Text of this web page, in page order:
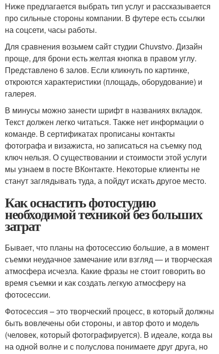
Ниже предлагается выбрать тип услуг и рассказывается
про сильные стороны компании. В футере есть ссылки
на соцсети, часы работы.
Для сравнения возьмем сайт студии Chuvstvo. Дизайн
проще, для брони есть желтая кнопка в правом углу.
Представлено 6 залов. Если кликнуть по картинке,
откроются характеристики (площадь, оборудование) и
галерея.
В минусы можно занести шрифт в названиях вкладок.
Текст должен легко читаться. Также нет информации о
команде. В сертификатах прописаны контакты
фотографа и визажиста, но записаться на съемку под
ключ нельзя. О существовании и стоимости этой услуги
мы узнаем в посте ВКонтакте. Некоторые клиенты не
станут заглядывать туда, а пойдут искать другое место.
Как оснастить фотостудию
необходимой техникой без больших
затрат
Бывает, что планы на фотосессию большие, а в момент
съемки неудачное замечание или взгляд — и творческая
атмосфера исчезла. Какие фразы не стоит говорить во
время съемки и как создать легкую атмосферу на
фотосессии.
Фотосессия – это творческий процесс, в который должны
быть вовлечены оби стороны, и автор фото и модель
(человек, который фотографируется). В идеале, когда вы
на одной волне и с полуслова понимаете друг друга, но